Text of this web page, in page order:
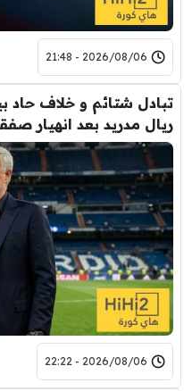
2026/08/06 - 21:48
تبادل شتائم و خلاف حاد
ريال مدريد بعد انهيار
2026/08/06 - 22:22